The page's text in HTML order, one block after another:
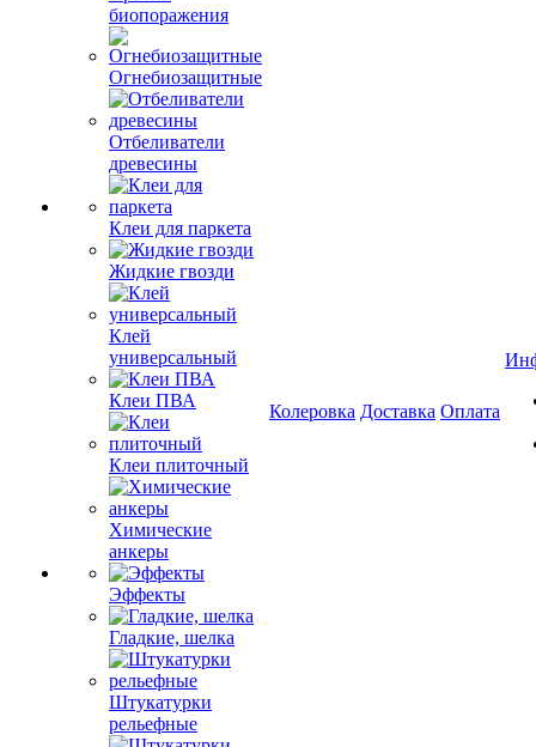
биопоражения
Огнебиозащитные
Отбеливатели
древесины
Клеи для паркета
Жидкие гвозди
Клей
универсальный
Клеи ПВА
Клеи плиточный
Химические
анкеры
Эффекты
Гладкие, шелка
Штукатурки
рельефные
Колеровка Доставка Оплата